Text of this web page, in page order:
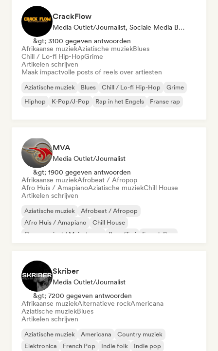
CrackFlow
Media Outlet/Journalist, Sociale Media Beïnvloeder
&gt; 3100 gegeven antwoorden
Afrikaanse muziekAziatische muziekBlues
Chill / Lo-fi Hip-HopGrime
Artikelen schrijven
Maak impactvolle posts of reels over artiesten
Aziatische muziek Blues Chill / Lo-fi Hip-Hop
Grime
Hiphop
K-Pop/J-Pop Rap in het Engels Franse rap
MVA
Media Outlet/Journalist
&gt; 1900 gegeven antwoorden
Afrikaanse muziekAfrobeat / Afropop
Afro Huis / AmapianoAziatische muziekChill House
Artikelen schrijven
Aziatische muziek
Afrobeat / Afropop
Afro Huis / Amapiano
Chill House
Commercieel / Mainstream
Boor/Trui
French Pop
Skriber
Media Outlet/Journalist
&gt; 7200 gegeven antwoorden
Afrikaanse muziekAlternatieve rockAmericana
Aziatische muziekBlues
Artikelen schrijven
Aziatische muziek Americana
Country muziek
Elektronica
French Pop Indie folk
Indie pop